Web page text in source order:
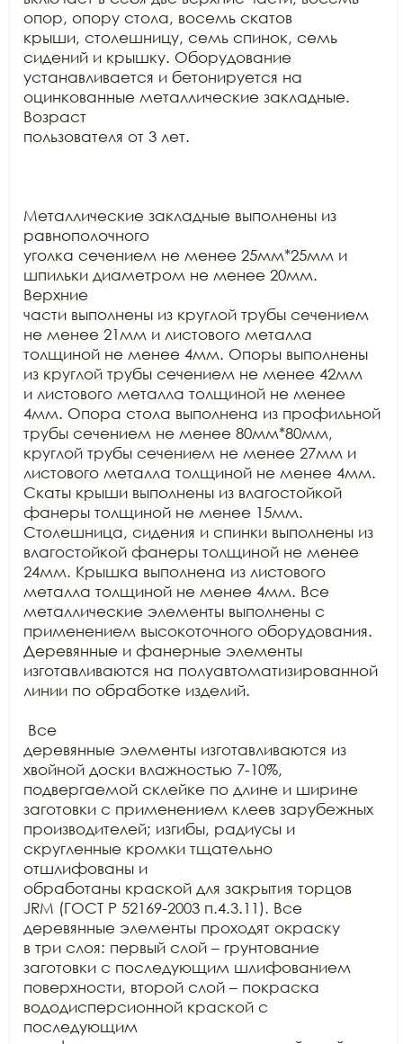
опор, опору стола, восемь скатов
крыши, столешницу, семь спинок, семь
сидений и крышку. Оборудование
устанавливается и бетонируется на
оцинкованные металлические закладные.
Возраст
пользователя от 3 лет.
Металлические закладные выполнены из
равнополочного
уголка сечением не менее 25мм*25мм и
шпильки диаметром не менее 20мм.
Верхние
части выполнены из круглой трубы сечением
не менее 21мм и листового металла
толщиной не менее 4мм. Опоры выполнены
из круглой трубы сечением не менее 42мм
и листового металла толщиной не менее
4мм. Опора стола выполнена из профильной
трубы сечением не менее 80мм*80мм,
круглой трубы сечением не менее 27мм и
листового металла толщиной не менее 4мм.
Скаты крыши выполнены из влагостойкой
фанеры толщиной не менее 15мм.
Столешница, сидения и спинки выполнены из
влагостойкой фанеры толщиной не менее
24мм. Крышка выполнена из листового
металла толщиной не менее 4мм. Все
металлические элементы выполнены с
применением высокоточного оборудования.
Деревянные и фанерные элементы
изготавливаются на полуавтоматизированной
линии по обработке изделий.
Все
деревянные элементы изготавливаются из
хвойной доски влажностью 7-10%,
подвергаемой склейке по длине и ширине
заготовки с применением клеев зарубежных
производителей; изгибы, радиусы и
скругленные кромки тщательно
отшлифованы и
обработаны краской для закрытия торцов
JRM (ГОСТ Р 52169-2003 п.4.3.11). Все
деревянные элементы проходят окраску
в три слоя: первый слой – грунтование
заготовки с последующим шлифованием
поверхности, второй слой – покраска
вододисперсионной краской с
последующим